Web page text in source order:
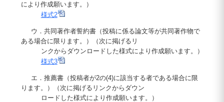
により作成願います。）
様式2
ウ．共同著作者誓約書（投稿に係る論文等が共同著作物で
ある場合に限ります。）（次に掲げるリ
ンクからダウンロードした様式により作成願います。）
様式3
エ．推薦書（投稿者が2の(4)に該当する者である場合に限
ります。）（次に掲げるリンクからダウン
ロードした様式により作成願います。）